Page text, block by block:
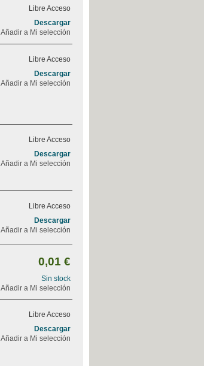
Libre Acceso
Descargar
Añadir a Mi selección
Libre Acceso
Descargar
Añadir a Mi selección
Libre Acceso
Descargar
Añadir a Mi selección
Libre Acceso
Descargar
Añadir a Mi selección
0,01 €
Sin stock
Añadir a Mi selección
Libre Acceso
Descargar
Añadir a Mi selección